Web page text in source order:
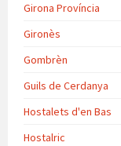
Girona Província
Gironès
Gombrèn
Guils de Cerdanya
Hostalets d'en Bas
Hostalric